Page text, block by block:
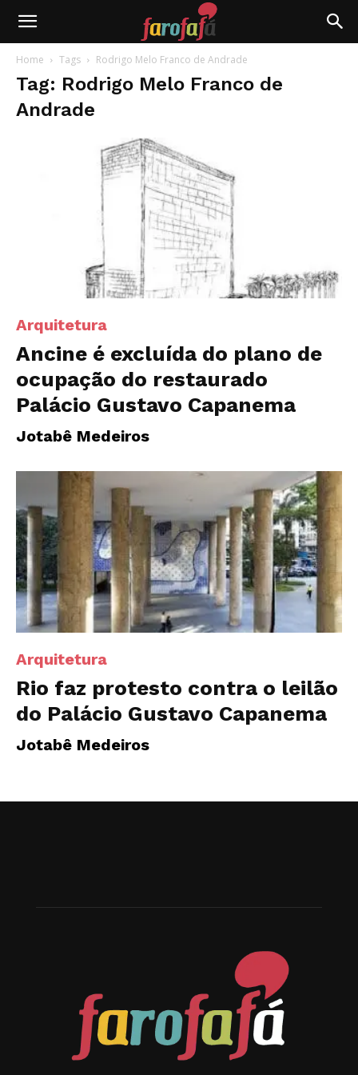
Farofafá
Home Tags Rodrigo Melo Franco de Andrade
Tag: Rodrigo Melo Franco de
Andrade
Arquitetura
Ancine é excluída do plano de
ocupação do restaurado
Palácio Gustavo Capanema
Jotabê Medeiros
Arquitetura
Rio faz protesto contra o leilão
do Palácio Gustavo Capanema
Jotabê Medeiros